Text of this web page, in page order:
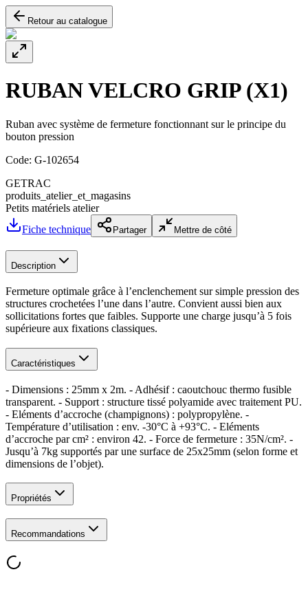
Retour au catalogue
RUBAN VELCRO GRIP (X1)
Ruban avec système de fermeture fonctionnant sur le principe du
bouton pression
Code: G-102654
GETRAC
produits_atelier_et_magasins
Petits matériels atelier
Fiche technique
Partager Mettre de côté
Description
Fermeture optimale grâce à l’enclenchement sur simple pression des
structures crochetées l’une dans l’autre. Convient aussi bien aux
sollicitations fortes que faibles. Supporte une charge jusqu’à 5 fois
supérieure aux fixations classiques.
Caractéristiques
- Dimensions : 25mm x 2m. - Adhésif : caoutchouc thermo fusible
transparent. - Support : structure tissé polyamide avec traitement PU.
- Eléments d’accroche (champignons) : polypropylène. -
Température d’utilisation : env. -30°C à +93°C. - Eléments
d’accroche par cm² : environ 42. - Force de fermeture : 35N/cm². -
Jusqu’à 7kg supportés par une surface de 25x25mm (selon forme et
dimensions de l’objet).
Propriétés
Recommandations